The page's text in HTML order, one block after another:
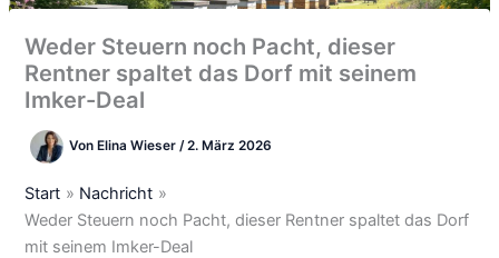
Weder Steuern noch Pacht, dieser
Rentner spaltet das Dorf mit seinem
Imker-Deal
Von Elina Wieser/2. März 2026
Start
Nachricht
Weder Steuern noch Pacht, dieser Rentner spaltet das Dorf
mit seinem Imker-Deal